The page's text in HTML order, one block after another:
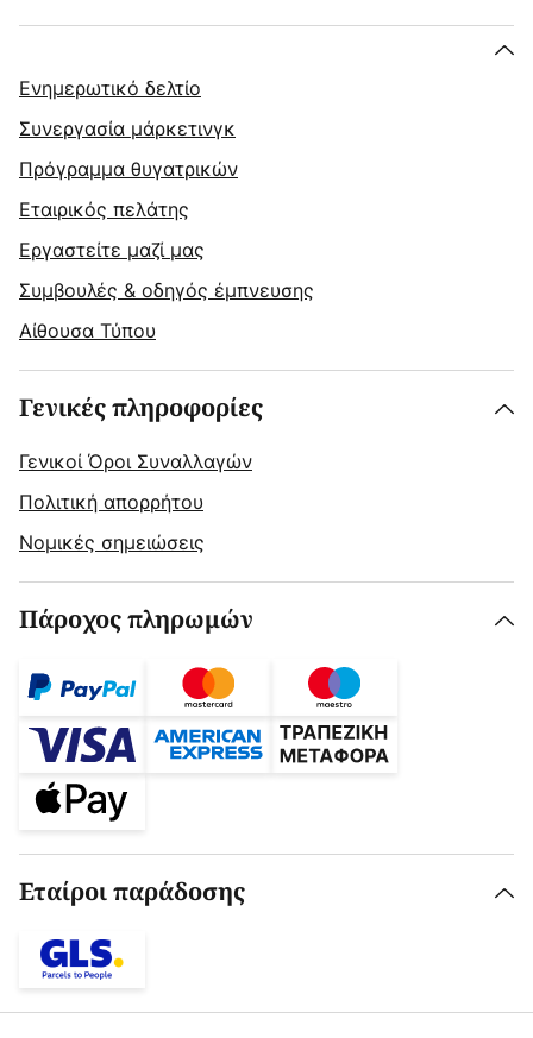
Ενημερωτικό δελτίο
Συνεργασία μάρκετινγκ
Πρόγραμμα θυγατρικών
Εταιρικός πελάτης
Εργαστείτε μαζί μας
Συμβουλές & οδηγός έμπνευσης
Αίθουσα Τύπου
Γενικές πληροφορίες
Γενικοί Όροι Συναλλαγών
Πολιτική απορρήτου
Νομικές σημειώσεις
Πάροχος πληρωμών
Εταίροι παράδοσης